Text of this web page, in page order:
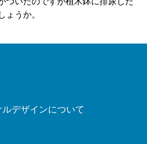
ょうか。
デザインについて